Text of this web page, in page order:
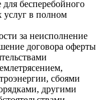
бесперебойного
услуг в полном
за неисполнение
договора оферты
сбоями
другими